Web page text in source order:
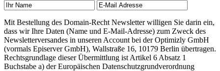
Mit Bestellung des Domain-Recht Newsletter willigen Sie darin ein,
dass wir Ihre Daten (Name und E-Mail-Adresse) zum Zweck des
Newsletterversandes in unseren Account bei der Optimizly GmbH
(vormals Episerver GmbH), Wallstraße 16, 10179 Berlin übertragen.
Rechtsgrundlage dieser Übermittlung ist Artikel 6 Absatz 1
Buchstabe a) der Europäischen Datenschutzgrundverordnung